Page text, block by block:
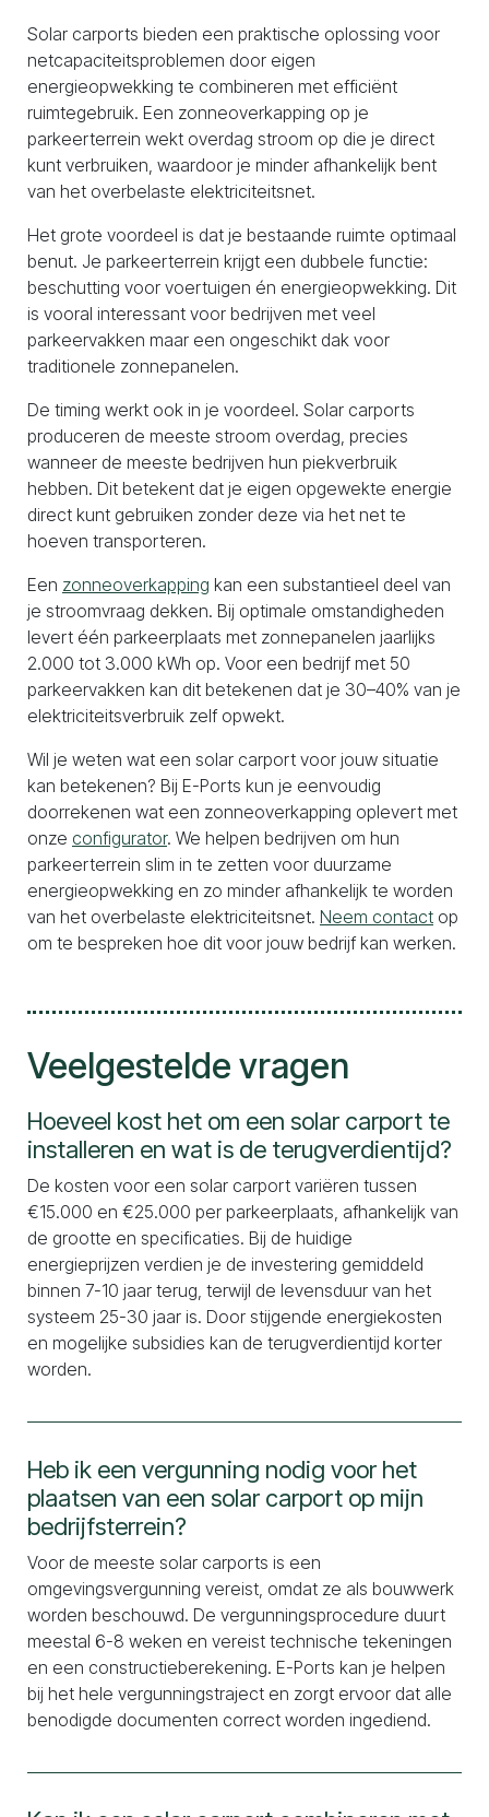
Solar carports bieden een praktische oplossing voor
netcapaciteitsproblemen door eigen
energieopwekking te combineren met efficiënt
ruimtegebruik. Een zonneoverkapping op je
parkeerterrein wekt overdag stroom op die je direct
kunt verbruiken, waardoor je minder afhankelijk bent
van het overbelaste elektriciteitsnet.
Het grote voordeel is dat je bestaande ruimte optimaal
benut. Je parkeerterrein krijgt een dubbele functie:
beschutting voor voertuigen én energieopwekking. Dit
is vooral interessant voor bedrijven met veel
parkeervakken maar een ongeschikt dak voor
traditionele zonnepanelen.
De timing werkt ook in je voordeel. Solar carports
produceren de meeste stroom overdag, precies
wanneer de meeste bedrijven hun piekverbruik
hebben. Dit betekent dat je eigen opgewekte energie
direct kunt gebruiken zonder deze via het net te
hoeven transporteren.
Een zonneoverkapping kan een substantieel deel van
je stroomvraag dekken. Bij optimale omstandigheden
levert één parkeerplaats met zonnepanelen jaarlijks
2.000 tot 3.000 kWh op. Voor een bedrijf met 50
parkeervakken kan dit betekenen dat je 30–40% van je
elektriciteitsverbruik zelf opwekt.
Wil je weten wat een solar carport voor jouw situatie
kan betekenen? Bij E-Ports kun je eenvoudig
doorrekenen wat een zonneoverkapping oplevert met
onze configurator. We helpen bedrijven om hun
parkeerterrein slim in te zetten voor duurzame
energieopwekking en zo minder afhankelijk te worden
van het overbelaste elektriciteitsnet. Neem contact op
om te bespreken hoe dit voor jouw bedrijf kan werken.
Veelgestelde vragen
Hoeveel kost het om een solar carport te
installeren en wat is de terugverdientijd?
De kosten voor een solar carport variëren tussen
€15.000 en €25.000 per parkeerplaats, afhankelijk van
de grootte en specificaties. Bij de huidige
energieprijzen verdien je de investering gemiddeld
binnen 7-10 jaar terug, terwijl de levensduur van het
systeem 25-30 jaar is. Door stijgende energiekosten
en mogelijke subsidies kan de terugverdientijd korter
worden.
Heb ik een vergunning nodig voor het
plaatsen van een solar carport op mijn
bedrijfsterrein?
Voor de meeste solar carports is een
omgevingsvergunning vereist, omdat ze als bouwwerk
worden beschouwd. De vergunningsprocedure duurt
meestal 6-8 weken en vereist technische tekeningen
en een constructieberekening. E-Ports kan je helpen
bij het hele vergunningstraject en zorgt ervoor dat alle
benodigde documenten correct worden ingediend.